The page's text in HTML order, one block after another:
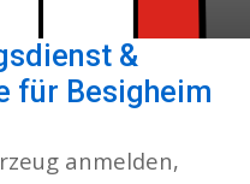
&
für Besigheim
anmelden,